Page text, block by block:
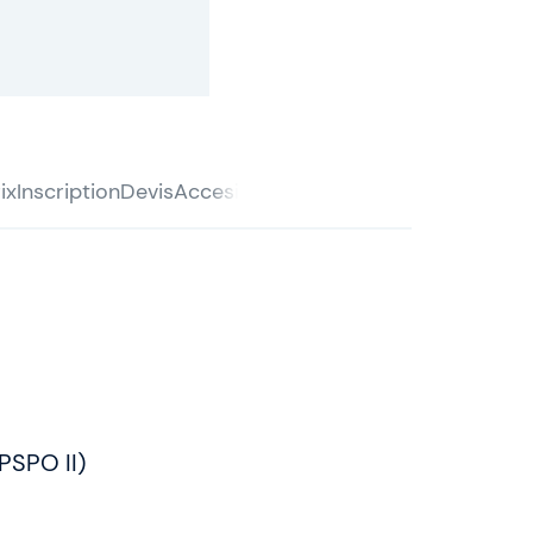
InscriptionDevisAccesibilité
II)